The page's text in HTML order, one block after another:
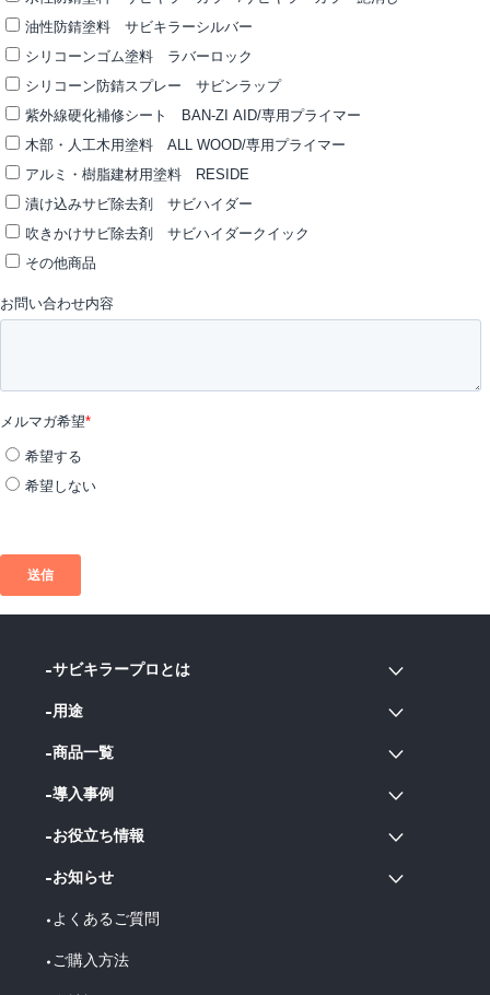
サビキラープロとは
用途
商品一覧
導入事例
お役立ち情報
お知らせ
よくあるご質問
ご購入方法